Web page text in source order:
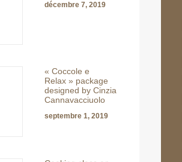
décembre 7, 2019
« Coccole e
Relax » package
designed by Cinzia
Cannavacciuolo
septembre 1, 2019